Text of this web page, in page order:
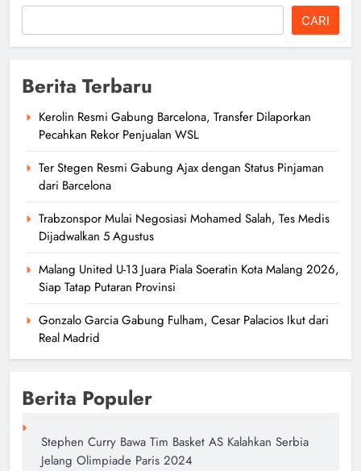
CARI
Berita Terbaru
Kerolin Resmi Gabung Barcelona, Transfer Dilaporkan
Pecahkan Rekor Penjualan WSL
Ter Stegen Resmi Gabung Ajax dengan Status Pinjaman
dari Barcelona
Trabzonspor Mulai Negosiasi Mohamed Salah, Tes Medis
Dijadwalkan 5 Agustus
Malang United U-13 Juara Piala Soeratin Kota Malang 2026,
Siap Tatap Putaran Provinsi
Gonzalo Garcia Gabung Fulham, Cesar Palacios Ikut dari
Real Madrid
Berita Populer
Stephen Curry Bawa Tim Basket AS Kalahkan Serbia
Jelang Olimpiade Paris 2024